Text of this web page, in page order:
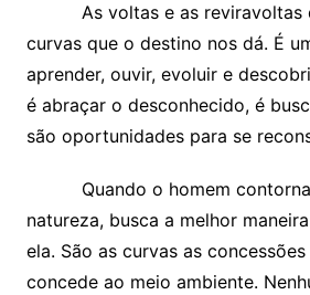
As voltas e as reviravoltas
curvas que o destino nos dá. É
aprender, ouvir, evoluir e
é abraçar o desconhecido, é
são oportunidades para se
Quando o homem contorna
natureza, busca a melhor
ela. São as curvas as
concede ao meio ambiente.